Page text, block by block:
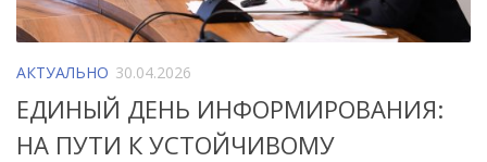
АКТУАЛЬНО 30.04.2026
ЕДИНЫЙ ДЕНЬ ИНФОРМИРОВАНИЯ:
НА ПУТИ К УСТОЙЧИВОМУ